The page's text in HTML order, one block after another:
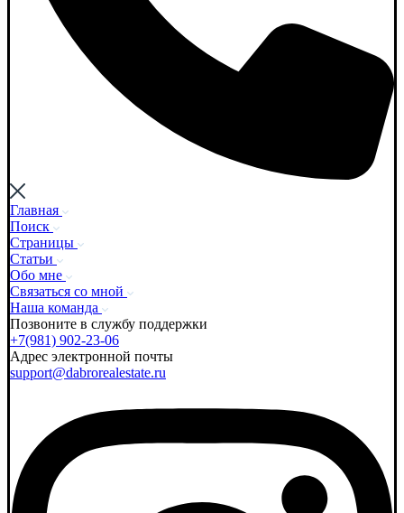
Главная
Поиск
Страницы
Статьи
Обо мне
Связаться со мной
Наша команда
Позвоните в службу поддержки
+7(981) 902-23-06
Адрес электронной почты
support@dabrorealestate.ru